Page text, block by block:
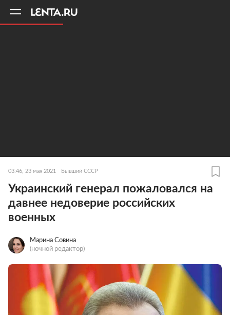
03:46, 23 мая 2021 Бывший СССР
Украинский генерал пожаловался на
давнее недоверие российских
военных
Марина Совина
(ночной редактор)